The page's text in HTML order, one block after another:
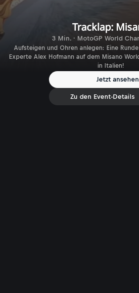
Tracklap:
3 Min. · MotoGP World
Aufsteigen und Ohren anlegen: Eine
Experte Alex Hofmann auf dem Misano
in Italien!
Jetzt ansehen
Zu den Event-Details